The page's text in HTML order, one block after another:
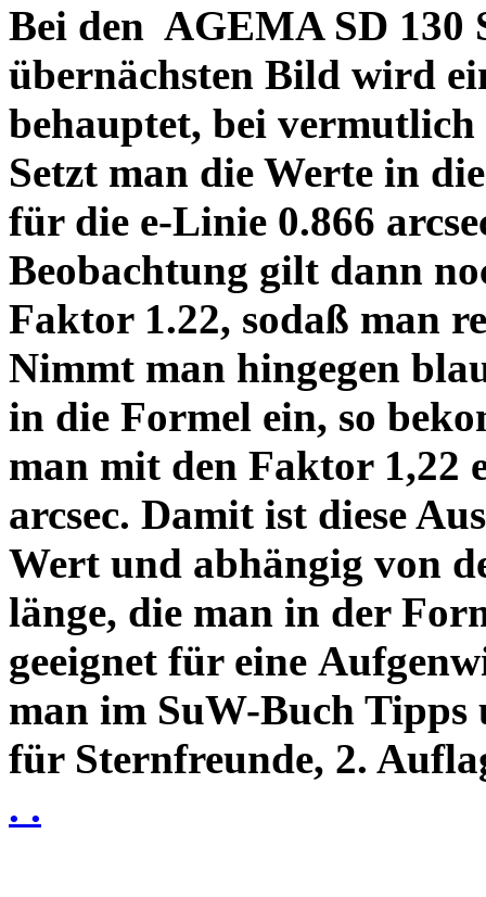
Bei den AGEMA SD 130
übernächsten Bild wird
behauptet, bei vermutlich
Setzt man die Werte in
für die e-Linie 0.866
Beobachtung gilt dann
Faktor 1.22, sodaß man
Nimmt man hingegen
in die Formel ein, so
man mit den Faktor 1,22
arcsec. Damit ist diese
Wert und abhängig von
länge, die man in der
geeignet für eine
man im SuW-Buch Tipps
für Sternfreunde, 2.
. .